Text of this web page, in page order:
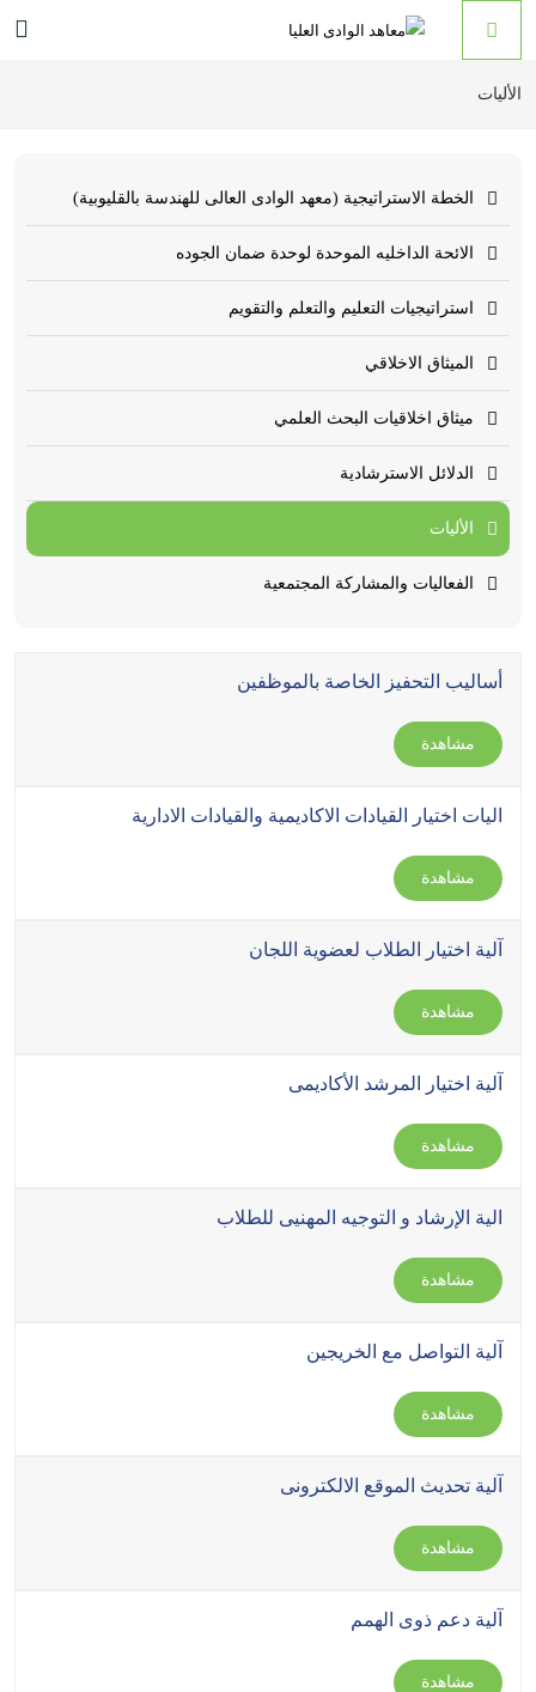
الأليات
الخطة الاستراتيجية (معهد الوادى العالى للهندسة بالقليوبية)
الائحة الداخليه الموحدة لوحدة ضمان الجوده
استراتيجيات التعليم والتعلم والتقويم
الميثاق الاخلاقي
ميثاق اخلاقيات البحث العلمي
الدلائل الاسترشادية
الأليات
الفعاليات والمشاركة المجتمعية
أساليب التحفيز الخاصة بالموظفين
مشاهدة
اليات اختيار القيادات الاكاديمية والقيادات الادارية
مشاهدة
آلية اختيار الطلاب لعضوية اللجان
مشاهدة
آلية اختيار المرشد الأكاديمى
مشاهدة
الية الإرشاد و التوجيه المهنيى للطلاب
مشاهدة
آلية التواصل مع الخريجين
مشاهدة
آلية تحديث الموقع الالكترونى
مشاهدة
آلية دعم ذوى الهمم
مشاهدة